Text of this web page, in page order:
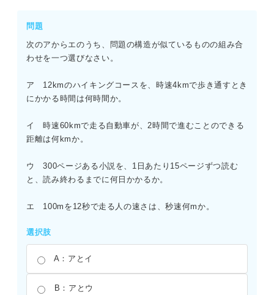
問題
次のアからエのうち、問題の構造が似ているものの組み合
わせを一つ選びなさい。
ア 12kmのハイキングコースを、時速4kmで歩き通すとき
にかかる時間は何時間か。
イ 時速60kmで走る自動車が、2時間で進むことのできる
距離は何kmか。
ウ 300ページある小説を、1日あたり15ページずつ読む
と、読み終わるまでに何日かかるか。
エ 100mを12秒で走る人の速さは、秒速何mか。
選択肢
A：アとイ
B：アとウ